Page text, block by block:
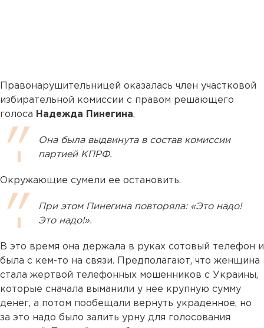
Правонарушительницей оказалась член участковой
избирательной комиссии с правом решающего
голоса Надежда Пинегина.
Она была выдвинута в состав комиссии
партией КПРФ.
Окружающие сумели ее остановить.
При этом Пинегина повторяла: «Это надо!
Это надо!».
В это время она держала в руках сотовый телефон и
была с кем-то на связи. Предполагают, что женщина
стала жертвой телефонных мошенников с Украины,
которые сначала выманили у нее крупную сумму
денег, а потом пообещали вернуть украденное, но
за это надо было залить урну для голосования